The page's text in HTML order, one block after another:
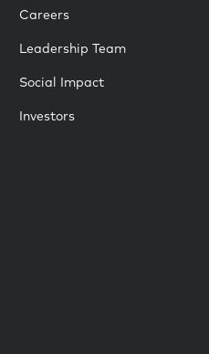
Careers
Leadership Team
Social Impact
Investors